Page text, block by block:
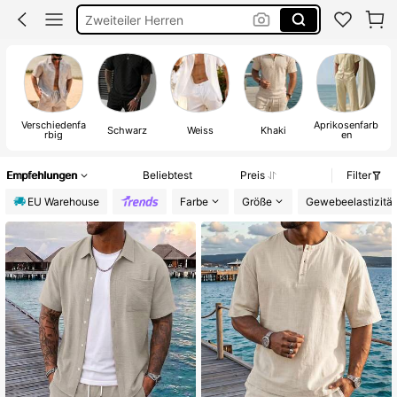
Männer 2 Teiler Sommer
Herren Sommer Outfit
Verschiedenfa
rbig Schwarz Weiss Khaki Aprikosenfarb
en
Empfehlungen Beliebtest Preis
Filter
EU Warehouse
Farbe Größe Gewebeelastizität